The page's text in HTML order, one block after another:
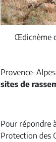
Œdicnème
Provence-
sites de
Pour répondre
Protection des